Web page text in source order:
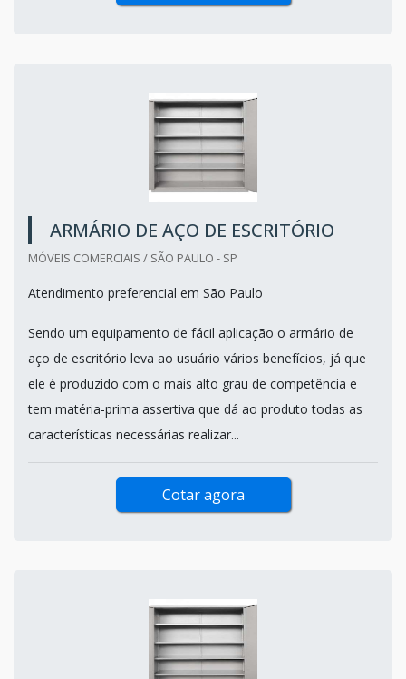
ARMÁRIO DE AÇO DE ESCRITÓRIO
MÓVEIS COMERCIAIS / SÃO PAULO - SP
Atendimento preferencial em São Paulo
Sendo um equipamento de fácil aplicação o armário de
aço de escritório leva ao usuário vários benefícios, já que
ele é produzido com o mais alto grau de competência e
tem matéria-prima assertiva que dá ao produto todas as
características necessárias realizar...
Cotar agora